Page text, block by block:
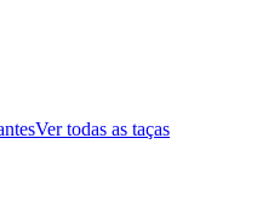
Ver todas as taças